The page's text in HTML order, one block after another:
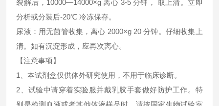
裂解后，10000—14000×g 离心 3-5 分钟， 取上清。立即
分析或分装后-20℃ 冷冻保存。
尿液：用无菌管收集，离心 2000×g 20 分钟。仔细收集上
清。如有沉淀形成，应再次离心。
【注意事项】
1、本试剂盒仅供体外研究使用，不用于临床诊断。
2、试验中请穿着实验服并戴乳胶手套做好防护工作。特
别是检测血液或者其他体液样品时，请按国家生物试验室